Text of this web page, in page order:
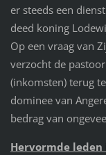
er steeds een
deed koning
Op een vraag van
verzocht de
(inkomsten) terug
dominee van
bedrag van
Hervormde leden